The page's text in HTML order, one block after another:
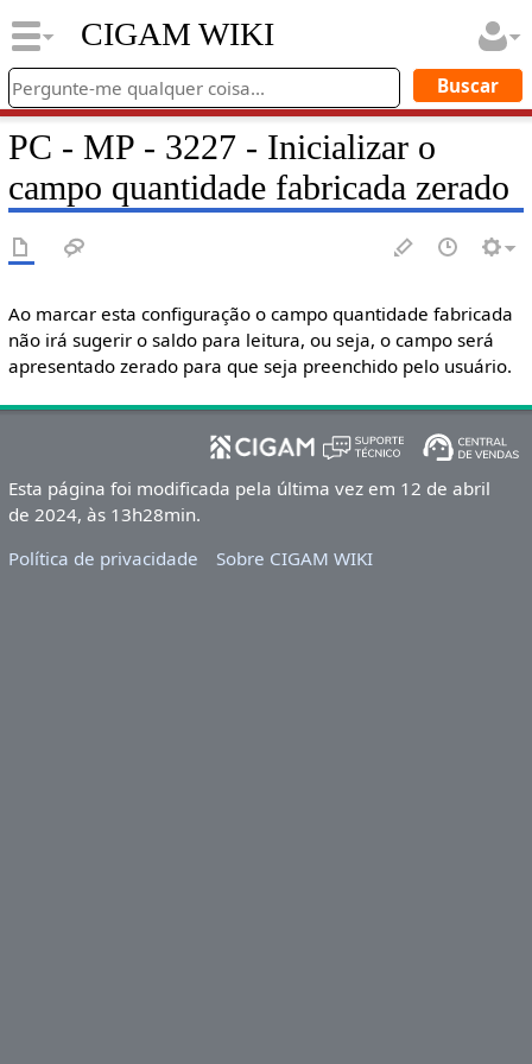
CIGAM WIKI
PC - MP - 3227 - Inicializar o
campo quantidade fabricada zerado
Ao marcar esta configuração o campo quantidade fabricada
não irá sugerir o saldo para leitura, ou seja, o campo será
apresentado zerado para que seja preenchido pelo usuário.
Esta página foi modificada pela última vez em 12 de abril
de 2024, às 13h28min.
Política de privacidade
Sobre CIGAM WIKI